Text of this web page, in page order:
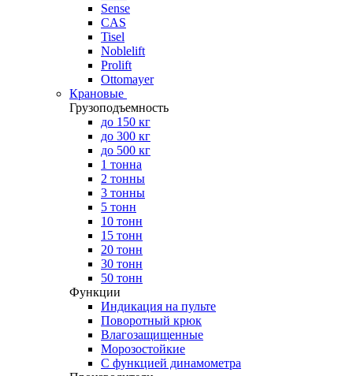
Sense
CAS
Tisel
Noblelift
Prolift
Ottomayer
Крановые
Грузоподъемность
до 150 кг
до 300 кг
до 500 кг
1 тонна
2 тонны
3 тонны
5 тонн
10 тонн
15 тонн
20 тонн
30 тонн
50 тонн
Функции
Индикация на пульте
Поворотный крюк
Влагозащищенные
Морозостойкие
С функцией динамометра